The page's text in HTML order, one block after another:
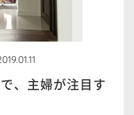
、主婦が注目す